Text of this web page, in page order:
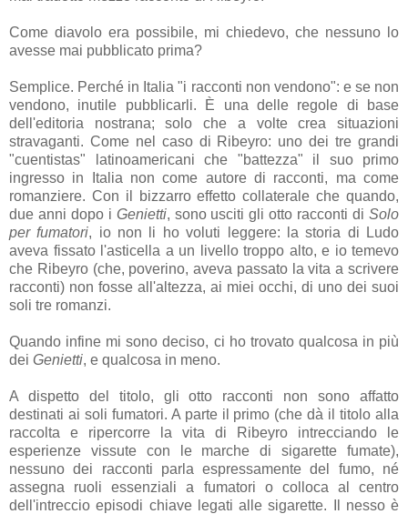
Come diavolo era possibile, mi chiedevo, che nessuno lo
avesse mai pubblicato prima?
Semplice. Perché in Italia "i racconti non vendono": e se non
vendono, inutile pubblicarli. È una delle regole di base
dell'editoria nostrana; solo che a volte crea situazioni
stravaganti. Come nel caso di Ribeyro: uno dei tre grandi
"cuentistas" latinoamericani che "battezza" il suo primo
ingresso in Italia non come autore di racconti, ma come
romanziere. Con il bizzarro effetto collaterale che quando,
due anni dopo i Genietti, sono usciti gli otto racconti diSolo
per fumatori, io non li ho voluti leggere: la storia di Ludo
aveva fissato l'asticella a un livello troppo alto, e io temevo
che Ribeyro (che, poverino, aveva passato la vita a scrivere
racconti) non fosse all'altezza, ai miei occhi, di uno dei suoi
soli tre romanzi.
Quando infine mi sono deciso, ci ho trovato qualcosa in più
dei Genietti, e qualcosa in meno.
A dispetto del titolo, gli otto racconti non sono affatto
destinati ai soli fumatori. A parte il primo (che dà il titolo alla
raccolta e ripercorre la vita di Ribeyro intrecciando le
esperienze vissute con le marche di sigarette fumate),
nessuno dei racconti parla espressamente del fumo, né
assegna ruoli essenziali a fumatori o colloca al centro
dell'intreccio episodi chiave legati alle sigarette. Il nesso è